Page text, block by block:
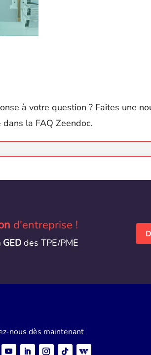
à votre question ? Faites une
dans la FAQ Zeendoc.
d'entreprise !
des TPE/PME
nous dès maintenant